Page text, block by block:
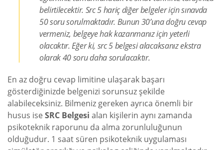
belirtilecektir. Src 5 hariç diğer belgeler için sınavda
50 soru sorulmaktadır. Bunun 30’una doğru cevap
vermeniz, belgeye hak kazanmanız için yeterli
olacaktır. Eğer ki, src 5 belgesi alacaksanız ekstra
olarak 40 soru daha sorulacaktır.
En az doğru cevap limitine ulaşarak başarı
gösterdiğinizde belgenizi sorunsuz şekilde
alabileceksiniz. Bilmeniz gereken ayrıca önemli bir
husus ise SRC Belgesi alan kişilerin aynı zamanda
psikoteknik raporunu da alma zorunluluğunun
olduğudur. 1 saat süren psikoteknik uygulaması